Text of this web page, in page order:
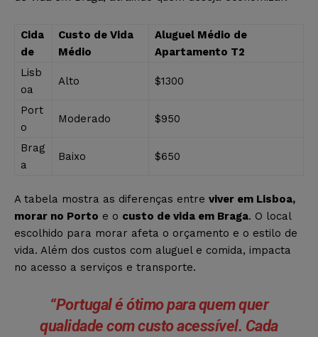
Cida
de
Custo de Vida
Médio
Aluguel Médio de
Apartamento T2
Lisb
oa
Alto $1300
Port
o
Moderado $950
Brag
a
Baixo $650
A tabela mostra as diferenças entre viver em Lisboa,
morar no Porto e o custo de vida em Braga. O local
escolhido para morar afeta o orçamento e o estilo de
vida. Além dos custos com aluguel e comida, impacta
no acesso a serviços e transporte.
“Portugal é ótimo para quem quer
qualidade com custo acessível. Cada